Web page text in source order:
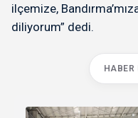
ilçemize,
diliyorum” dedi.
HABER